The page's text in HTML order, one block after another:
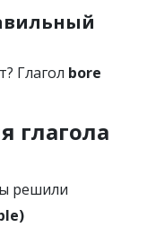
Глагол bore
глагола
решили